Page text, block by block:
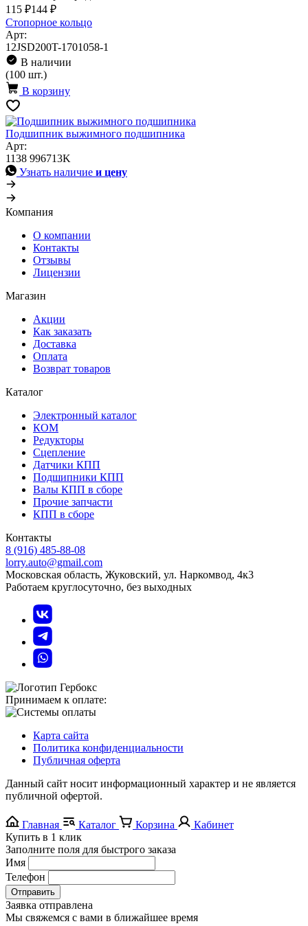
115 ₽144 ₽
Cтопорное кольцо
Арт:
12JSD200T-1701058-1
В наличии
(100 шт.)
В корзину
Подшипник выжимного подшипника
Арт:
1138 996713K
Узнать наличие и цену
Компания
О компании
Контакты
Отзывы
Лицензии
Магазин
Акции
Как заказать
Доставка
Оплата
Возврат товаров
Каталог
Электронный каталог
КОМ
Редукторы
Сцепление
Датчики КПП
Подшипники КПП
Валы КПП в сборе
Прочие запчасти
КПП в сборе
Контакты
8 (916) 485-88-08
lorry.auto@gmail.com
Московская область, Жуковский, ул. Наркомвод, 4к3
Работаем круглосуточно, без выходных
Принимаем к оплате:
Карта сайта
Политика конфиденциальности
Публичная оферта
Данный сайт носит информационный характер и не является
публичной офертой.
Главная Каталог Корзина
Кабинет
Купить в 1 клик
Заполните поля для быстрого заказа
Имя
Телефон
Отправить
Заявка отправлена
Мы свяжемся с вами в ближайшее время